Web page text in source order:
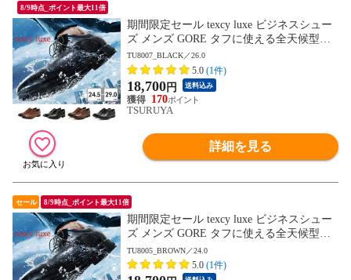
8/9時点_ポイント最大11倍
期間限定セール texcy luxe ビジネスシュー
ズ メンズ GORE タフに使える全天候型ビ
ジネスシューズ TU8001 TU8002 TU8003 T
U8004 TU8005 TU8006 TU8007 テクシーリ
ュクス GORE-TEX ゴアテックス ゆったり
幅 3E 4E
TU8007_BLACK／26.0
5.0 (1件)
18,700円 送料込み
170
TSURUYA
詳細を見る
セール 8/9時点_ポイント最大11倍
期間限定セール texcy luxe ビジネスシュー
ズ メンズ GORE タフに使える全天候型ビ
ジネスシューズ TU8001 TU8002 TU8003 T
U8004 TU8005 TU8006 TU8007 テクシーリ
ュクス GORE-TEX ゴアテックス ゆったり
TU8005_BROWN／24.0
5.0 (1件)